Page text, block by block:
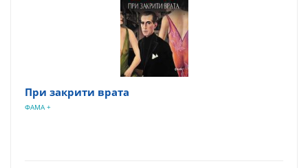
При закрити врата
ФАМА +